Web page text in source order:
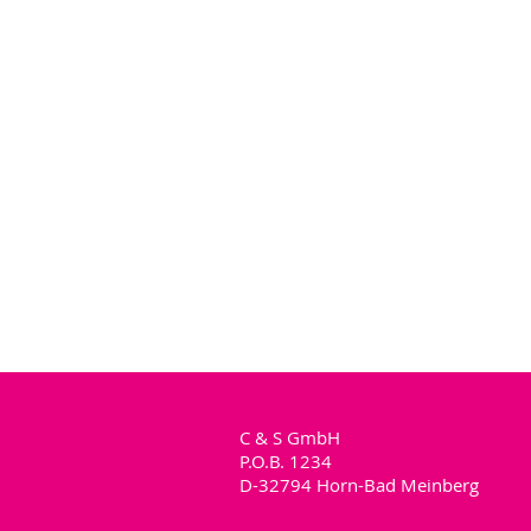
C & S GmbH
P.O.B. 1234
D-32794 Horn-Bad Meinberg